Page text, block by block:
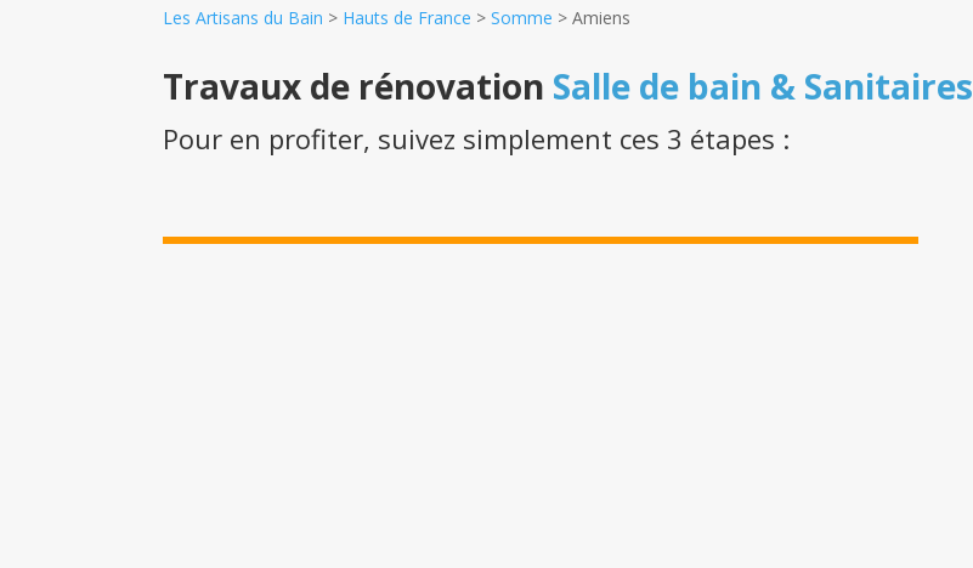
Les Artisans du Bain > Hauts de France >Somme >Amiens
Travaux de rénovation Salle de bain & Sanitaires
Pour en profiter, suivez simplement ces 3 étapes :